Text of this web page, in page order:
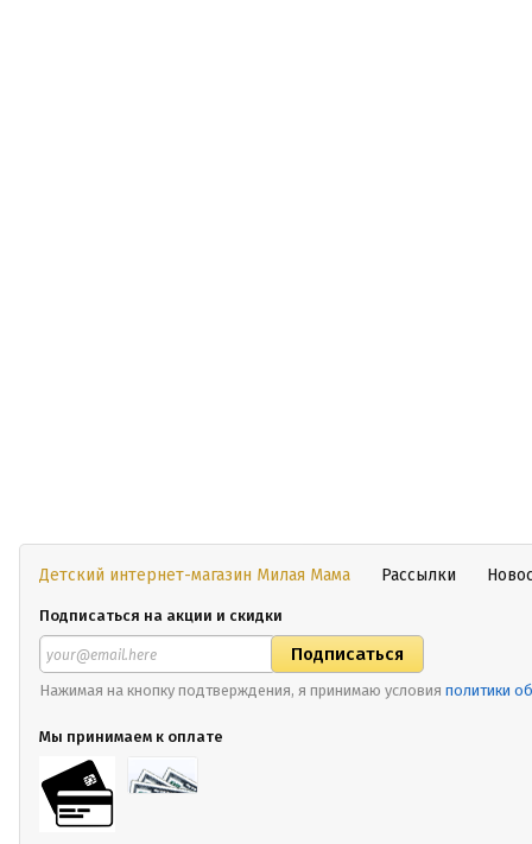
Детский интернет-магазин Милая Мама Рассылки
Подписаться на акции и скидки
Нажимая на кнопку подтверждения, я принимаю условия политики
Мы принимаем к оплате